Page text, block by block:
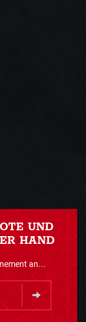
UND
HAND
an...